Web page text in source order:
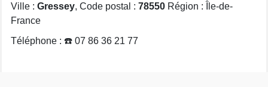
Ville : Gressey, Code postal : 78550 Région : Île-de-
France
Téléphone : ☎️ 07 86 36 21 77